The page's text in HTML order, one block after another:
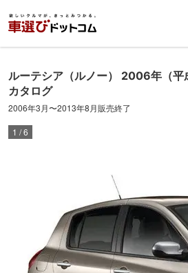
ルーテシア （ルノー） 2006年（平
カタログ
2006年3月〜2013年8月販売終了
1 /6